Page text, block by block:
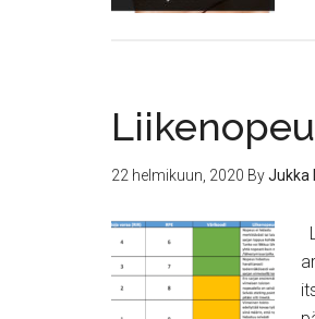
22 helmikuun, 2020 ByJukka